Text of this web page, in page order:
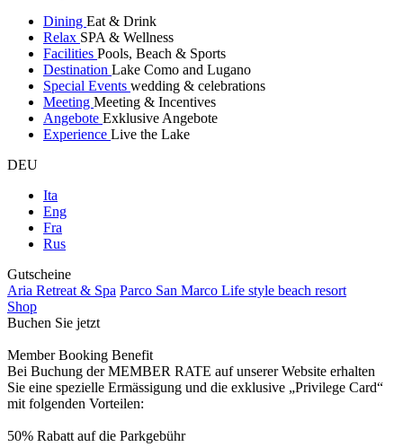
Dining Eat & Drink
Relax SPA & Wellness
Facilities Pools, Beach & Sports
Destination Lake Como and Lugano
Special Events wedding & celebrations
Meeting Meeting & Incentives
Angebote Exklusive Angebote
Experience Live the Lake
DEU
Ita
Eng
Fra
Rus
Gutscheine
Aria Retreat & Spa Parco San Marco Life style beach resort
Shop
Buchen Sie jetzt
Member Booking Benefit
Bei Buchung der MEMBER RATE auf unserer Website erhalten
Sie eine spezielle Ermässigung und die exklusive „Privilege Card“
mit folgenden Vorteilen:
50% Rabatt auf die Parkgebühr